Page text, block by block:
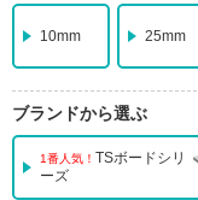
10mm 25mm
ブランドから選ぶ
1番人気！ TSボードシリ
ーズ